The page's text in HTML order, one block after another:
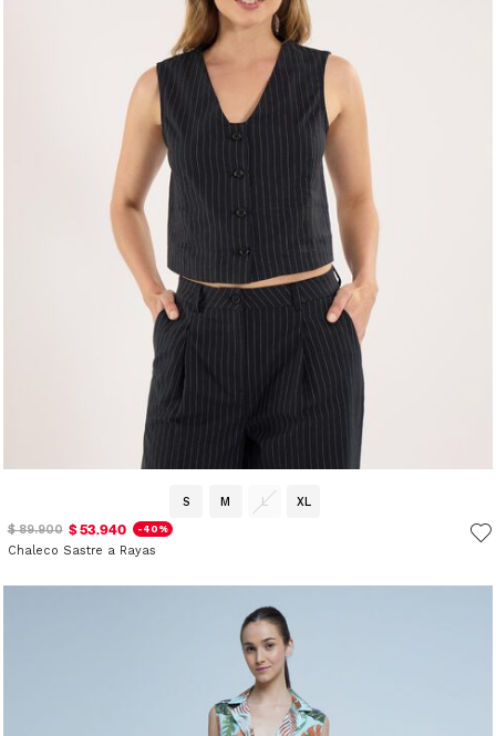
S M L
XL
$ 89.900 $ 53.940 -40%
Chaleco Sastre a Rayas